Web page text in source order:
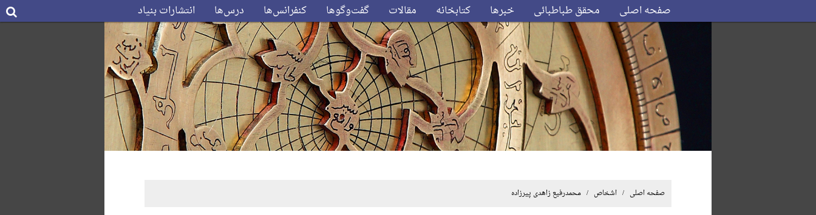
صفحه اصلی محقق طباطبائی خبرها کتابخانه مقالات گفت‌وگوها کنفرانس‌ها درس‌ها انتشارات بنیاد
صفحه اصلی / اشخاص / محمدرفیع زاهدی پیرزاده